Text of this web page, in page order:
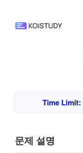
Time
문제 설명